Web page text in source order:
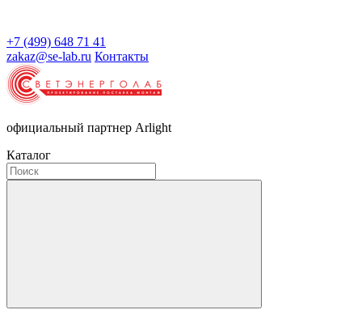
+7 (499) 648 71 41
zakaz@se-lab.ru Контакты
официальный партнер Arlight
Каталог